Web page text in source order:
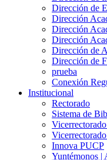
Dirección de
Dirección
Dirección
Dirección
Dirección de
Dirección de
prueba
Conexión
Institucional
Rectorado
Sistema de
Innova PUCP
Yuntémonos |